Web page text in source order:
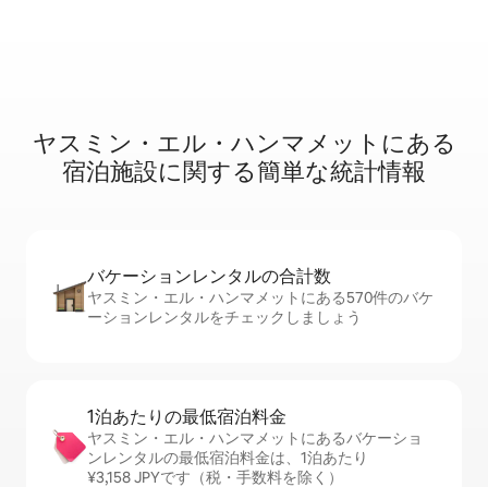
ヤスミン・エル・ハンマメットに⁠あ⁠る
宿⁠泊⁠施⁠設⁠に関⁠す⁠る簡⁠単⁠な統⁠計⁠情⁠報
バケーションレ⁠ン⁠タ⁠ル⁠の合⁠計⁠数
ヤスミン・エル・ハンマメットにある570件のバケ
ーションレンタルをチェックしましょう
1泊あたりの最⁠低⁠宿⁠泊⁠料⁠金
ヤスミン・エル・ハンマメットにあるバケーショ
ンレンタルの最低宿泊料金は、1泊あたり
¥3,158 JPYです（税・手数料を除く）